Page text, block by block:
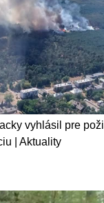
vyhlásil pre
| Aktuality